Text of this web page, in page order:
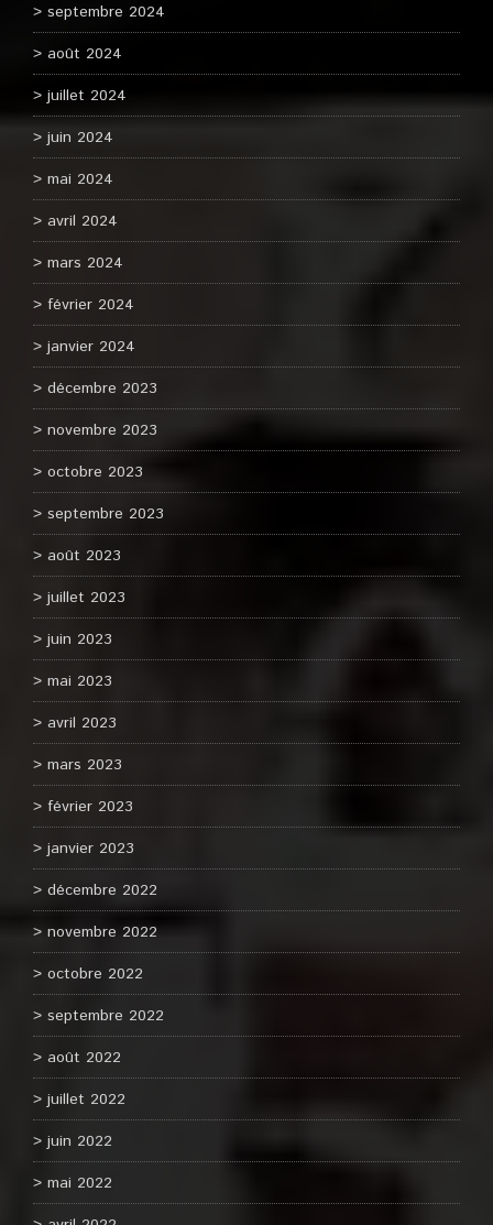
septembre 2024
août 2024
juillet 2024
juin 2024
mai 2024
avril 2024
mars 2024
février 2024
janvier 2024
décembre 2023
novembre 2023
octobre 2023
septembre 2023
août 2023
juillet 2023
juin 2023
mai 2023
avril 2023
mars 2023
février 2023
janvier 2023
décembre 2022
novembre 2022
octobre 2022
septembre 2022
août 2022
juillet 2022
juin 2022
mai 2022